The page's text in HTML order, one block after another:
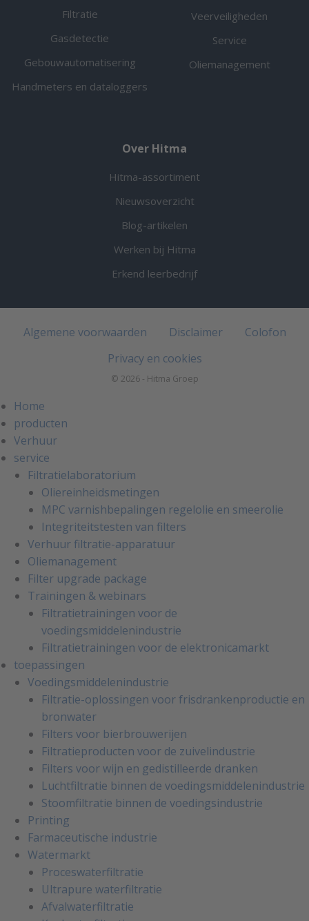
Filtratie
Gasdetectie
Gebouwautomatisering
Handmeters en dataloggers
Veerveiligheden
Service
Oliemanagement
Over Hitma
Hitma-assortiment
Nieuwsoverzicht
Blog-artikelen
Werken bij Hitma
Erkend leerbedrijf
Algemene voorwaarden Disclaimer
Colofon
Privacy en cookies
© 2026 - Hitma Groep
Home
producten
Verhuur
service
Filtratielaboratorium
Oliereinheidsmetingen
MPC varnishbepalingen regelolie en smeerolie
Integriteitstesten van filters
Verhuur filtratie-apparatuur
Oliemanagement
Filter upgrade package
Trainingen & webinars
Filtratietrainingen voor de
voedingsmiddelenindustrie
Filtratietrainingen voor de elektronicamarkt
toepassingen
Voedingsmiddelenindustrie
Filtratie-oplossingen voor frisdrankenproductie en
bronwater
Filters voor bierbrouwerijen
Filtratieproducten voor de zuivelindustrie
Filters voor wijn en gedistilleerde dranken
Luchtfiltratie binnen de voedingsmiddelenindustrie
Stoomfiltratie binnen de voedingsindustrie
Printing
Farmaceutische industrie
Watermarkt
Proceswaterfiltratie
Ultrapure waterfiltratie
Afvalwaterfiltratie